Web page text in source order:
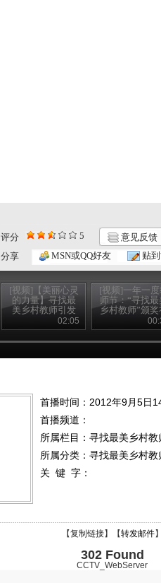
评分 5 意见反馈
分享
MSN或QQ好友 贴
[视频]【美丽心灵
的力量】寻找最
美乡村教师引发
强烈社会反响
02:05
[视频]一年一度
师节：“寻找最
乡村教师”颁奖
首播时间：2012年9月5日
首播频道：
所属栏目： 寻找最美乡村教
所属分类：寻找最美乡村教
关 键 字：
【复制链接】【转发邮件】
302 Found
CCTV_WebServer